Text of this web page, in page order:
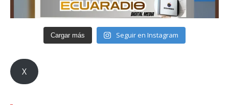
Cargar más Seguir en Instagram
X